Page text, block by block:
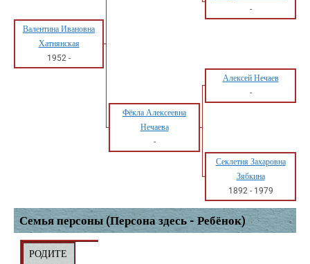
-
Валентина Ивановна
Хатнянская
1952 -
Алексей Нечаев
-
Фёкла Алексеевна
Нечаева
-
Секлетия Захаровна
Зябкина
1892- 1979
Семья персоны (Персона здесь - Ребёнок)
РОДИТЕ